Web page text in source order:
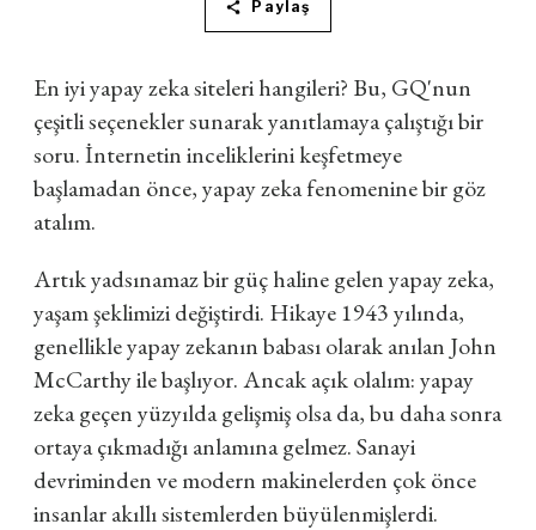
Paylaş
En iyi yapay zeka siteleri hangileri? Bu, GQ'nun
çeşitli seçenekler sunarak yanıtlamaya çalıştığı bir
soru. İnternetin inceliklerini keşfetmeye
başlamadan önce, yapay zeka fenomenine bir göz
atalım.
Artık yadsınamaz bir güç haline gelen yapay zeka,
yaşam şeklimizi değiştirdi. Hikaye 1943 yılında,
genellikle yapay zekanın babası olarak anılan John
McCarthy ile başlıyor. Ancak açık olalım: yapay
zeka geçen yüzyılda gelişmiş olsa da, bu daha sonra
ortaya çıkmadığı anlamına gelmez. Sanayi
devriminden ve modern makinelerden çok önce
insanlar akıllı sistemlerden büyülenmişlerdi.